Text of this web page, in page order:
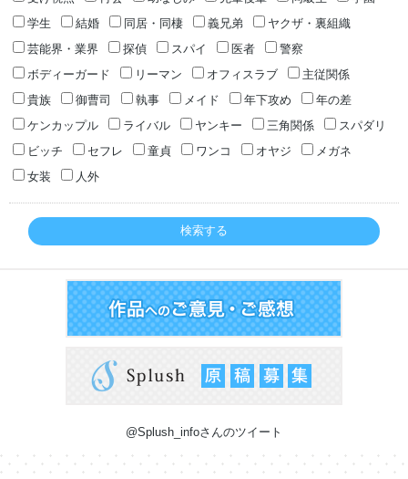
学生
結婚 同居・同棲 義兄弟
ヤクザ・裏組織
芸能界・業界
探偵 スパイ 医者
警察
ボディーガード
リーマン オフィスラブ
主従関係
貴族
御曹司 執事 メイド 年下攻め
年の差
ケンカップル
ライバル ヤンキー 三角関係
スパダリ
ビッチ
セフレ 童貞 ワンコ オヤジ
メガネ
女装
人外
検索する
@Splush_infoさんのツイート